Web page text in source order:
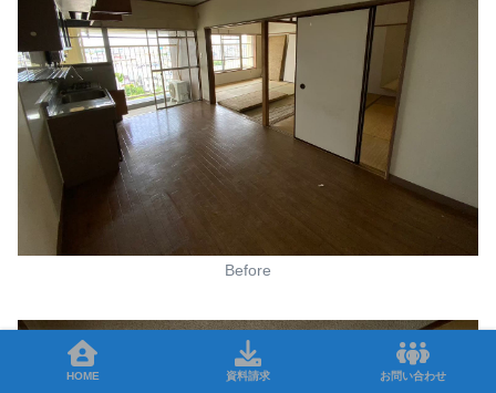
Before
HOME 資料請求 お問い合わせ